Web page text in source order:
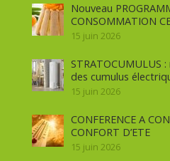
Nouveau
CONSOMMATION
15 juin 2026
des cumulus
15 juin 2026
CONFERENCE A
CONFORT D’ETE
15 juin 2026